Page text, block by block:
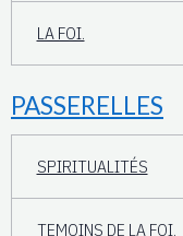
LA FOI.
PASSERELLES
SPIRITUALITÉS
TEMOINS DE LA FOI.